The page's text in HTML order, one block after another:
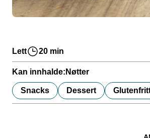
Lett 20 min
Kan innhalde: Nøtter
Snacks Dessert